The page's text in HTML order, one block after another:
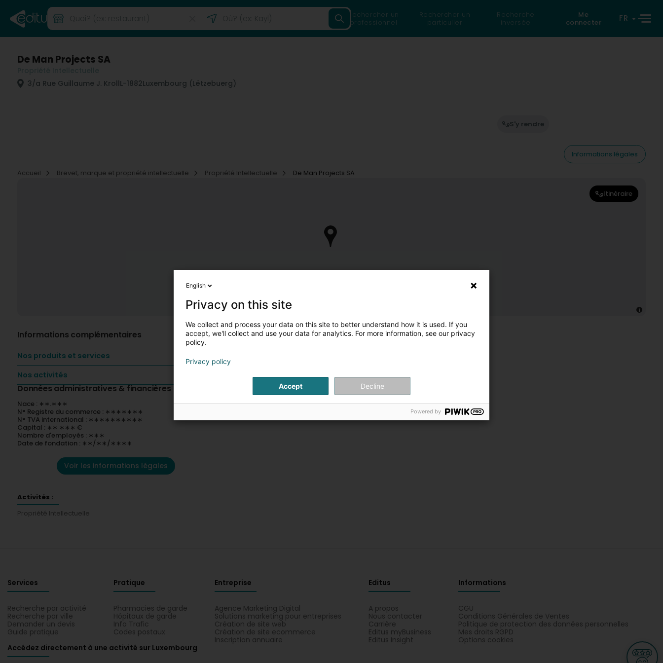
Rechercher un
professionnel
Rechercher un
particulier
Recherche
inversée
Me
connecter
FR
De Man Projects SA
3/a Rue Guillaume J. KrollL-1882Luxembourg (Lëtzebuerg)
S'y rendre
Informations légales
Accueil
Brevet, marque et propriété intellectuelle Propriété Intellectuelle De Man Projects SA
Itinéraire
Informations complémentaires
Nos produits et services
Nos activités
Données administratives & financières
Nace : ∗∗.∗∗∗
N° Registre du commerce : ∗∗∗∗∗∗∗
N° TVA international : ∗∗∗∗∗∗∗∗∗∗
Capital : ∗∗ ∗∗∗ €
Nombre d'employés : ∗∗∗
Date de fondation : ∗∗/∗∗/∗∗∗∗
Voir les informations légales
Activités :
Propriété Intellectuelle
Services
Recherche par activité
Recherche par ville
Demander un devis
Guide pratique
Pratique
Pharmacies de garde
Hôpitaux de garde
Info Trafic
Codes postaux
Entreprise
Agence Marketing Digital
Solutions marketing pour entreprises
Création de site web
Création de site ecommerce
Inscription annuaire
Editus
A propos
Nous contacter
Carrière
Editus myBusiness
Editus Insight
Informations
CGU
Conditions Générales de Ventes
Politique de protection des données personnelles
Mes droits RGPD
Options cookies
Accédez directement à une activité sur Luxembourg
English
Privacy on this site
We collect and process your data on this site to better understand how it is used. If you
accept, we'll collect and use your data for analytics. For more information, see our privacy
policy.
Privacy policy
Accept Decline
Powered by